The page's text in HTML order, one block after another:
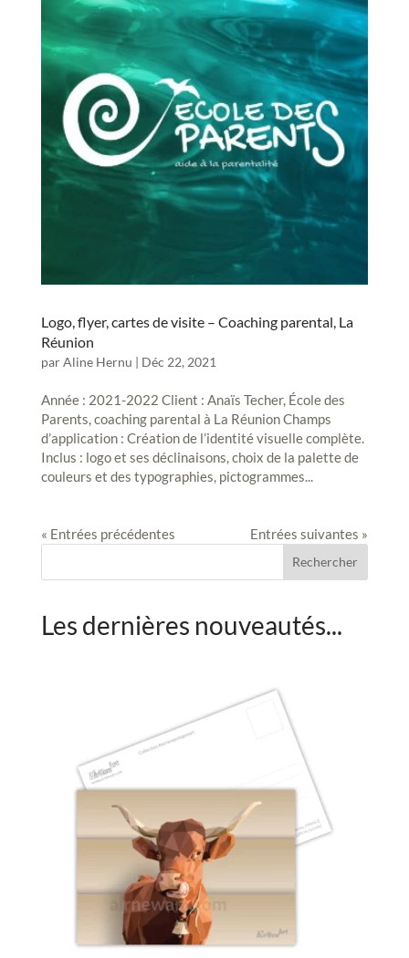
Logo, flyer, cartes de visite – Coaching parental, La
Réunion
parAline Hernu | Déc 22, 2021
Année : 2021-2022 Client : Anaïs Techer, École des
Parents, coaching parental à La Réunion Champs
d’application : Création de l’identité visuelle complète.
Inclus : logo et ses déclinaisons, choix de la palette de
couleurs et des typographies, pictogrammes...
« Entrées précédentes Entrées suivantes »
Rechercher
Les dernières nouveautés...